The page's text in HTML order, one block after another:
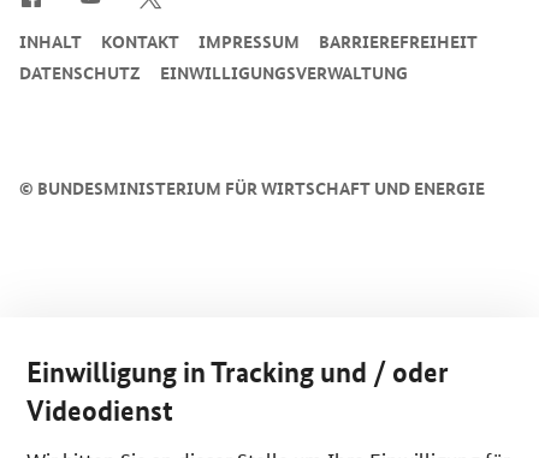
© BUNDESMINISTERIUM FÜR WIRTSCHAFT UND ENERGIE
INHALT KONTAKT IMPRESSUM
BARRIEREFREIHEIT
DATENSCHUTZ
EINWILLIGUNGSVERWALTUNG
Einwilligung in Tracking und / oder
Videodienst